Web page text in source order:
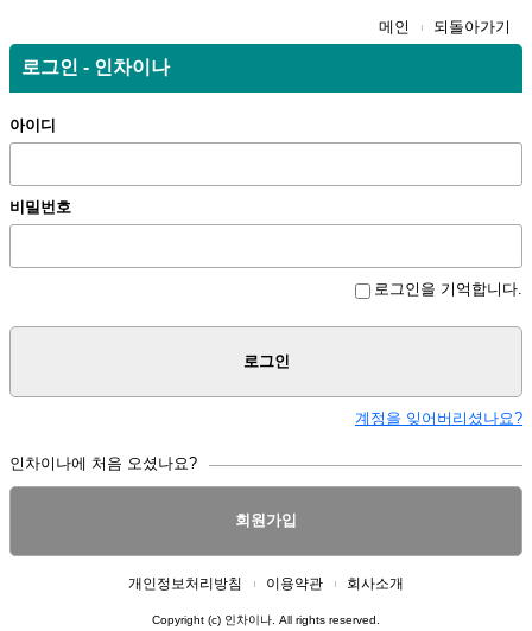
메인 되돌아가기
로그인 - 인차이나
아이디
비밀번호
로그인을 기억합니다.
로그인
계정을 잊어버리셨나요?
인차이나에 처음 오셨나요?
회원가입
개인정보처리방침 이용약관 회사소개
Copyright (c) 인차이나. All rights reserved.